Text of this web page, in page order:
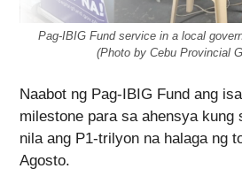
Pag-IBIG Fund service in a local
(Photo by Cebu Provincial
Naabot ng Pag-IBIG Fund ang
milestone para sa ahensya kung
nila ang P1-trilyon na halaga ng
Agosto.